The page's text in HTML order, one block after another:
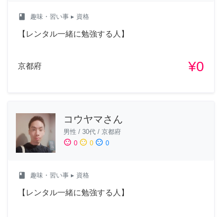
class 趣味・習い事 ▸ 資格
【レンタル一緒に勉強する人】
京都府 ¥0
コウヤマさん
男性 / 30代 / 京都府
sentiment_satisfied 0 sentiment_neutral 0 sentiment_dissatisfied 0
class 趣味・習い事 ▸ 資格
【レンタル一緒に勉強する人】